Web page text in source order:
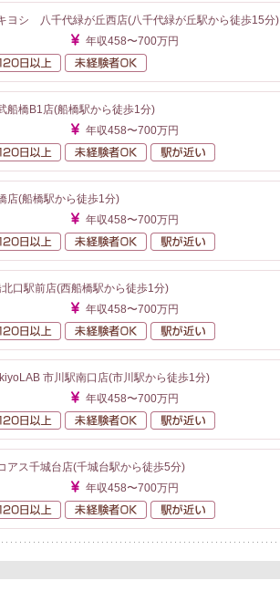
ヨシ 八千代緑が丘西店(八千代緑が丘駅から徒歩15分)
年収458〜700万円
年間休日120日以上
橋B1店(船橋駅から徒歩1分)
年収458〜700万円
年間休日120日以上 未経験者OK
(船橋駅から徒歩1分)
年収458〜700万円
年間休日120日以上 未経験者OK
口駅前店(西船橋駅から徒歩1分)
年収458〜700万円
年間休日120日以上 未経験者OK
市川駅南口店(市川駅から徒歩1分)
年収458〜700万円
年間休日120日以上 未経験者OK
ス千城台店(千城台駅から徒歩5分)
年収458〜700万円
年間休日120日以上 未経験者OK